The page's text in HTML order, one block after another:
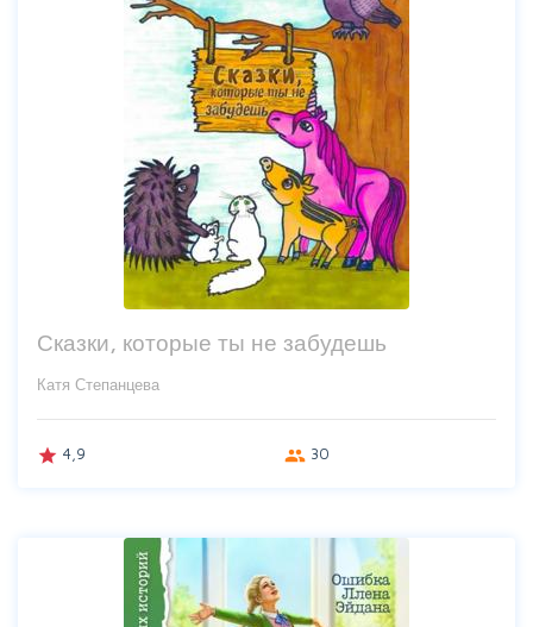
Сказки, которые ты не забудешь
Катя Степанцева
grade 4,9 group 30